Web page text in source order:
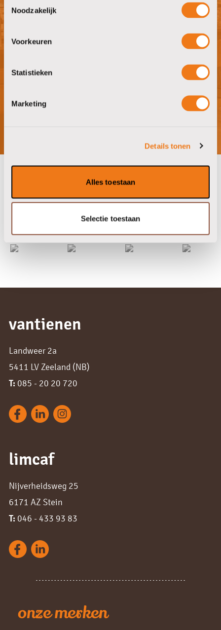
verzameld op basis van uw gebruik van hun services.
Noodzakelijk
Voorkeuren
Statistieken
Marketing
Details tonen
Alles toestaan
Selectie toestaan
onze partners
vantienen
Landweer 2a
5411 LV Zeeland (NB)
T: 085 - 20 20 720
limcaf
Nijverheidsweg 25
6171 AZ Stein
T: 046 - 433 93 83
onze merken